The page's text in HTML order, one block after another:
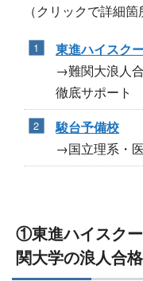
（クリックで詳細箇
東進ハイスク
→難関大浪人
徹底サポート
駿台予備校
→国立理系・
①東進ハイスク
関大学の浪人合